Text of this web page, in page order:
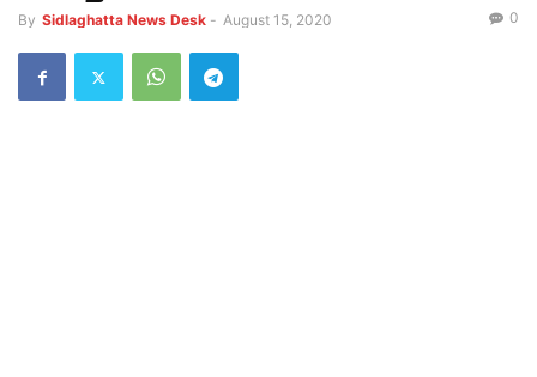
By Sidlaghatta News Desk - August 15, 2020 0